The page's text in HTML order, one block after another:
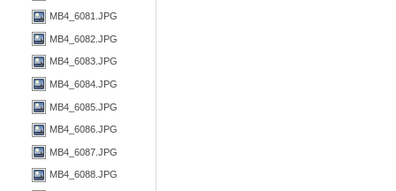
MB4_6081.JPG
MB4_6082.JPG
MB4_6083.JPG
MB4_6084.JPG
MB4_6085.JPG
MB4_6086.JPG
MB4_6087.JPG
MB4_6088.JPG